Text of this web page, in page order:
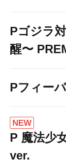
Pゴジラ
醒〜
Pフィー
NEW
P 魔法少
ver.